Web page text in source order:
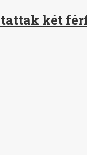
két